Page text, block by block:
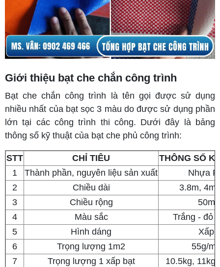
Giới thiệu bạt che chắn công trình
Bạt che chắn công trình là tên gọi được sử dụng
nhiều nhất của bạt sọc 3 màu do được sử dụng phần
lớn tại các công trình thi công. Dưới đây là bảng
thông số kỹ thuật của bạt che phủ công trình:
STT CHỈ TIÊU
THÔNG SỐ
1
Thành phần, nguyên liệu sản xuất
Nhựa
2
Chiều dài
3.8m,
3
Chiều rộng
50m
4
Màu sắc
Trắng - đỏ
5
Hình dáng
Xấp
6
Trọng lượng 1m2
55g/
7
Trọng lượng 1 xấp bạt 10.5kg,